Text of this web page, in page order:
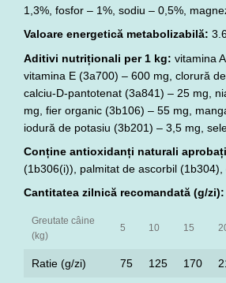
1,3%, fosfor – 1%, sodiu – 0,5%,
Valoare energetică metabolizabilă:
Aditivi nutriționali per 1 kg: vitamina
vitamina E (3a700) – 600 mg, clorură
calciu-D-pantotenat (3a841) – 25 mg,
mg, fier organic (3b106) – 55 mg,
iodură de potasiu (3b201) – 3,5 mg,
Conține antioxidanți naturali
(1b306(i)), palmitat de ascorbil (1b304),
Cantitatea zilnică recomandată (g/zi):
Greutate câine
(kg)
5 10 15
Ratie (g/zi) 75 125 170